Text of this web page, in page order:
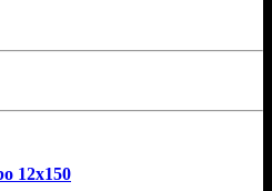
12x150